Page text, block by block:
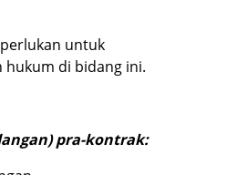
untuk
di bidang ini.
pra-kontrak: